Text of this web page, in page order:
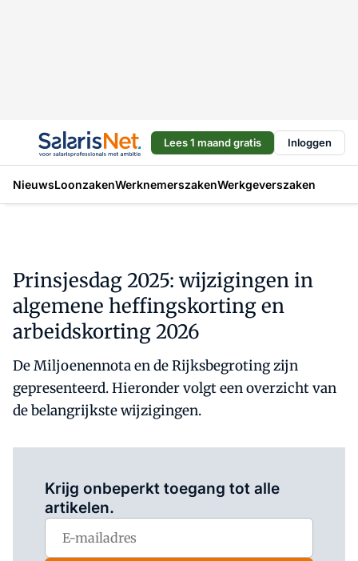
Lees 1 maand gratis Inloggen
NieuwsLoonzakenWerknemerszakenWerkgeverszaken
Prinsjesdag 2025: wijzigingen in
algemene heffingskorting en
arbeidskorting 2026
De Miljoenennota en de Rijksbegroting zijn
gepresenteerd. Hieronder volgt een overzicht van
de belangrijkste wijzigingen.
Krijg onbeperkt toegang tot alle
artikelen.